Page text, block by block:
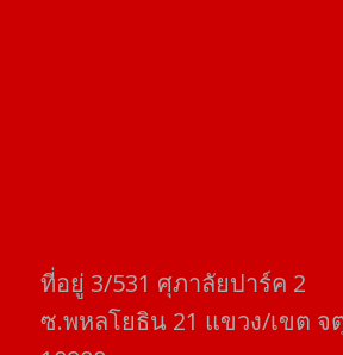
ที่อยู่​ 3/531​ ศุภาลัยปาร์ค​ 2
ซ.พหลโยธิน​ 21​ แขวง/เขต​ จ